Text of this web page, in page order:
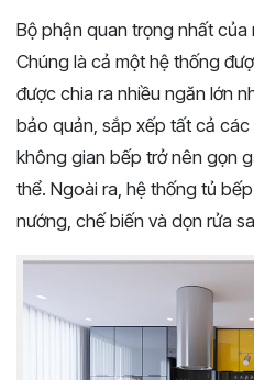
Bộ phận quan trọng nhất
Chúng là cả một hệ thống
được chia ra nhiều ngăn lớn
bảo quản, sắp xếp tất cả
không gian bếp trở nên gọn
thể. Ngoài ra, hệ thống tủ
nướng, chế biến và dọn rửa